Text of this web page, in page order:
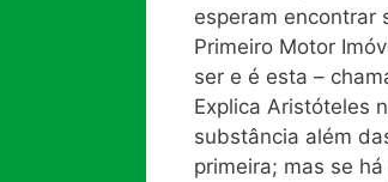
esperam encontrar
Primeiro Motor
ser e é esta –
Explica Aristóteles
substância além
primeira; mas se